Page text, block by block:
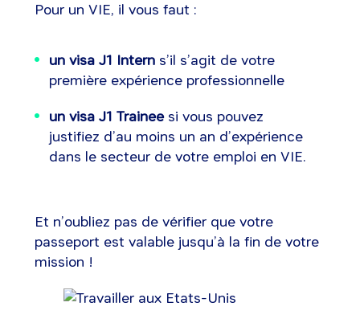
Pour un VIE, il vous faut :
un visa J1 Interns’il s’agit de votre
première expérience professionnelle
un visa J1 Traineesi vous pouvez
justifiez d’au moins un an d’expérience
dans le secteur de votre emploi en VIE.
Et n’oubliez pas de vérifier que votre
passeport est valable jusqu’à la fin de votre
mission !